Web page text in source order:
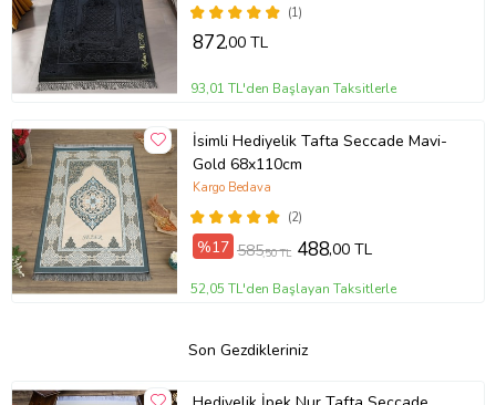
(1)
872,00 TL
93,01 TL'den Başlayan Taksitlerle
İsimli Hediyelik Tafta Seccade Mavi-
Gold 68x110cm
(2)
Kargo Bedava
%17 585,50 TL 488,00 TL
52,05 TL'den Başlayan Taksitlerle
Son Gezdikleriniz